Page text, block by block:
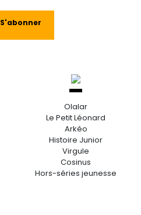
S'abonner
Olalar
Le Petit Léonard
Arkéo
Histoire Junior
Virgule
Cosinus
Hors-séries jeunesse